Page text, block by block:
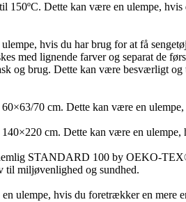
150ºC. Dette kan være en ulempe,
hvis du har brug for at få
med lignende farver og separat de
og brug. Dette kan være besværligt
70 cm. Dette kan være en
cm. Dette kan være en
STANDARD 100 by OEKO-
til miljøvenlighed og sundhed.
ulempe, hvis du foretrækker en mere